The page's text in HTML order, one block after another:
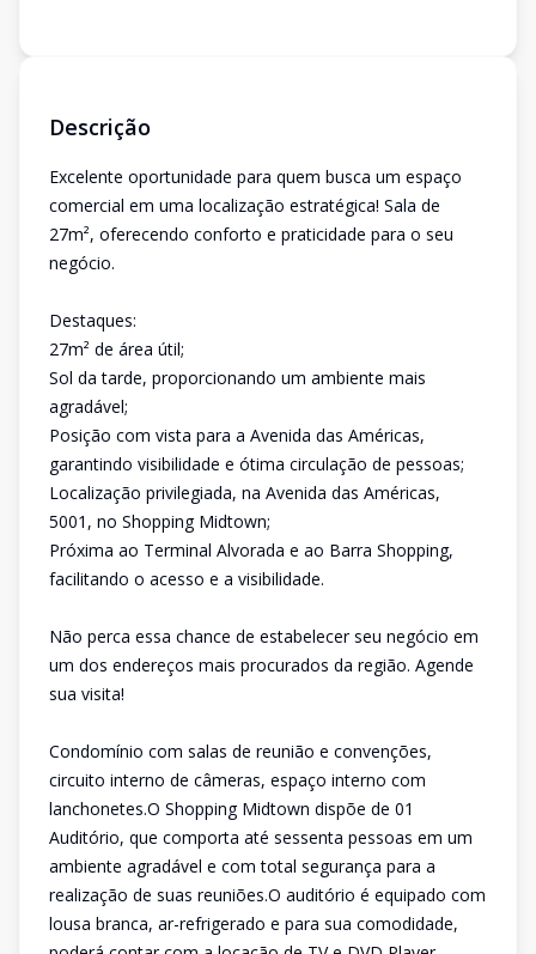
Descrição
Excelente oportunidade para quem busca um espaço
comercial em uma localização estratégica! Sala de
27m², oferecendo conforto e praticidade para o seu
negócio.
Destaques:
27m² de área útil;
Sol da tarde, proporcionando um ambiente mais
agradável;
Posição com vista para a Avenida das Américas,
garantindo visibilidade e ótima circulação de pessoas;
Localização privilegiada, na Avenida das Américas,
5001, no Shopping Midtown;
Próxima ao Terminal Alvorada e ao Barra Shopping,
facilitando o acesso e a visibilidade.
Não perca essa chance de estabelecer seu negócio em
um dos endereços mais procurados da região. Agende
sua visita!
Condomínio com salas de reunião e convenções,
circuito interno de câmeras, espaço interno com
lanchonetes.O Shopping Midtown dispõe de 01
Auditório, que comporta até sessenta pessoas em um
ambiente agradável e com total segurança para a
realização de suas reuniões.O auditório é equipado com
lousa branca, ar-refrigerado e para sua comodidade,